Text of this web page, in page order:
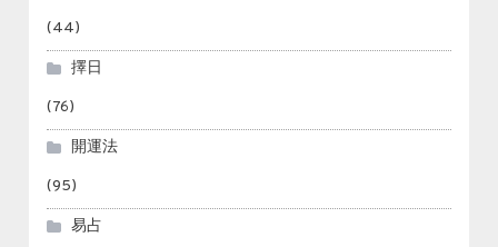
(44)
擇日
(76)
開運法
(95)
易占